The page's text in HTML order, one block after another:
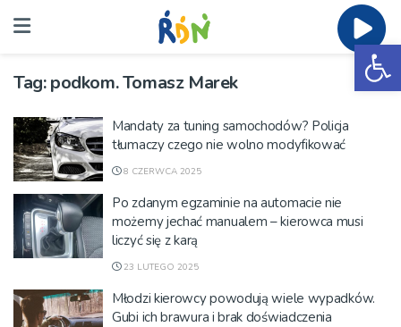
Tag:podkom. Tomasz Marek
Mandaty za tuning samochodów? Policja
tłumaczy czego nie wolno modyfikować
8 CZERWCA 2025
Po zdanym egzaminie na automacie nie
możemy jechać manualem – kierowca musi
liczyć się z karą
23 LUTEGO 2025
Młodzi kierowcy powodują wiele wypadków.
Gubi ich brawura i brak doświadczenia